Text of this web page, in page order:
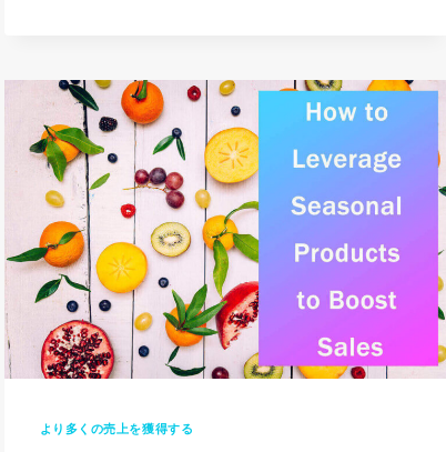
(2026
GUIDE)
より多くの売上を獲得する